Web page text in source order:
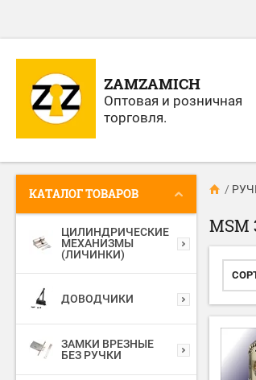
ZAMZAMICH
Оптовая и розничная
торговля.
КАТАЛОГ ТОВАРОВ
ЦИЛИНДРИЧЕСКИЕ
МЕХАНИЗМЫ
(ЛИЧИНКИ)
ДОВОДЧИКИ
ЗАМКИ ВРЕЗНЫЕ
БЕЗ РУЧКИ
/
MSM